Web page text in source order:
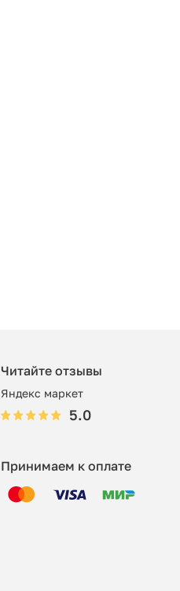
Читайте отзывы
Яндекс маркет
5.0
Принимаем к оплате